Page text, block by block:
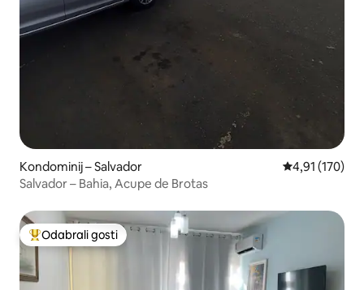
Kondominij – Salvador Prosječna
4,91 (170)
Salvador – Bahia, Acupe de Brotas
Među najviše rangiranima s oznakom „Odabrali gosti”
Odabrali gosti